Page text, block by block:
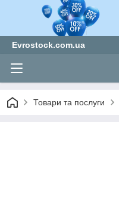
Evrostock.com.ua
Товари та послуги